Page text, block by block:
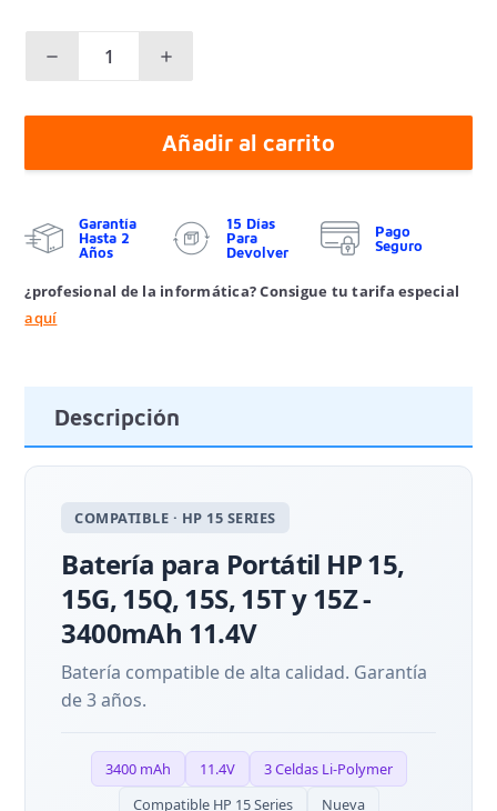
Añadir al carrito
Garantía
Hasta 2
Años
15 Días
Para
Devolver
Pago
Seguro
¿profesional de la informática? Consigue tu tarifa especial
aquí
Descripción
COMPATIBLE · HP 15 SERIES
Batería para Portátil HP 15,
15G, 15Q, 15S, 15T y 15Z -
3400mAh 11.4V
Batería compatible de alta calidad. Garantía
de 3 años.
3400 mAh 11.4V
3 Celdas Li-Polymer
Compatible HP 15 Series
Nueva